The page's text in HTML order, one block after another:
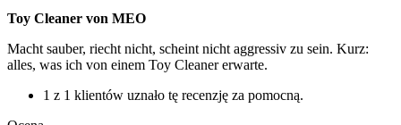
Toy Cleaner von MEO
Macht sauber, riecht nicht, scheint nicht aggressiv zu sein. Kurz:
alles, was ich von einem Toy Cleaner erwarte.
1 z 1 klientów uznało tę recenzję za pomocną.